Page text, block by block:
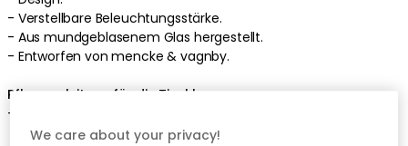
We care about your privacy!